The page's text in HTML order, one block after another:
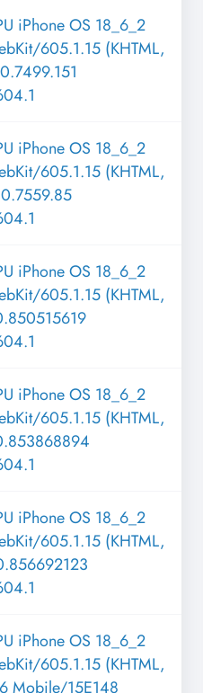
iPhone OS 18_6_2
605.1.15 (KHTML,
iPhone OS 18_6_2
605.1.15 (KHTML,
iPhone OS 18_6_2
605.1.15 (KHTML,
iPhone OS 18_6_2
605.1.15 (KHTML,
iPhone OS 18_6_2
605.1.15 (KHTML,
iPhone OS 18_6_2
605.1.15 (KHTML,
Mobile/15E148